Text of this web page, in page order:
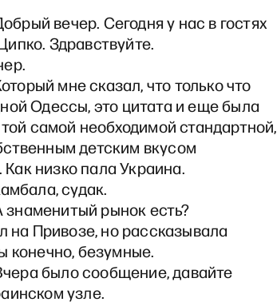
вечер. Сегодня у нас в гостях
Здравствуйте.
мне сказал, что только что
Одессы, это цитата и еще была
самой необходимой стандартной,
детским вкусом
низко пала Украина.
судак.
рынок есть?
Привозе, но рассказывала
конечно, безумные.
было сообщение, давайте
узле.